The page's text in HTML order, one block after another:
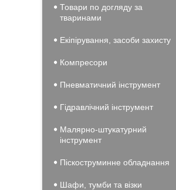
Товари по догляду за
тваринами
Екіпірування, засоби захисту
Компресори
Пневматичний інструмент
Гідравлічний інструмент
Малярно-штукатурний
інструмент
Піскоструминне обладнання
Шафи, тумби та візки